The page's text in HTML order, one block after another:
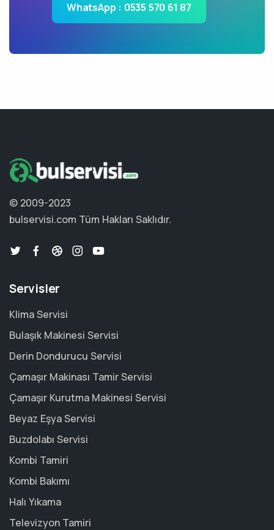
WhatsApp : 0535 570 61 87
© 2009-2023
bulservisi.com Tüm Hakları Saklıdır.
Servisler
Klima Servisi
Bulaşık Makinesi Servisi
Derin Dondurucu Servisi
Çamaşır Makinası Tamir Servisi
Çamaşır Kurutma Makinesi Servisi
Beyaz Eşya Servisi
Buzdolabı Servisi
Kombi Tamiri
Kombi Bakımı
Halı Yıkama
Televizyon Tamiri